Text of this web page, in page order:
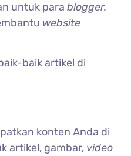
untuk para blogger.
website
baik artikel di
konten Anda di
artikel, gambar, video